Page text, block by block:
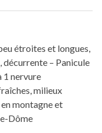
étroites et longues,
– Panicule
1 nervure
milieux
montagne et
Dôme